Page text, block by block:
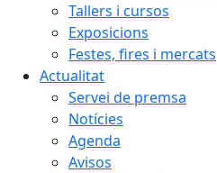
Tallers i cursos
Exposicions
Festes, fires i mercats
Actualitat
Servei de premsa
Notícies
Agenda
Avisos